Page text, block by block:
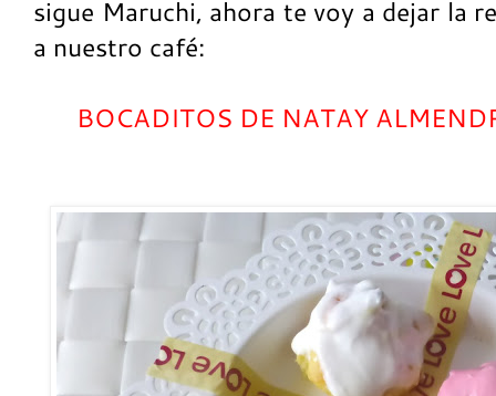
sigue Maruchi, ahora te voy a dejar la
a nuestro café:
BOCADITOS DE NATAY